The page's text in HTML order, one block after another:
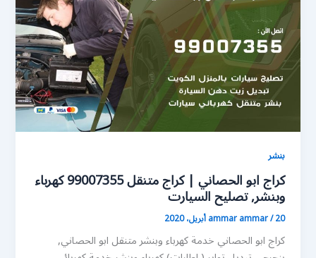
بنشر
كراج ابو الحصاني | كراج متنقل 99007355 كهرباء
وبنشر, تصليح السيارت
ammar ammar/20 أبريل، 2020
كراج ابو الحصاني خدمة كهرباء وبنشر متنقل ابو الحصاني,